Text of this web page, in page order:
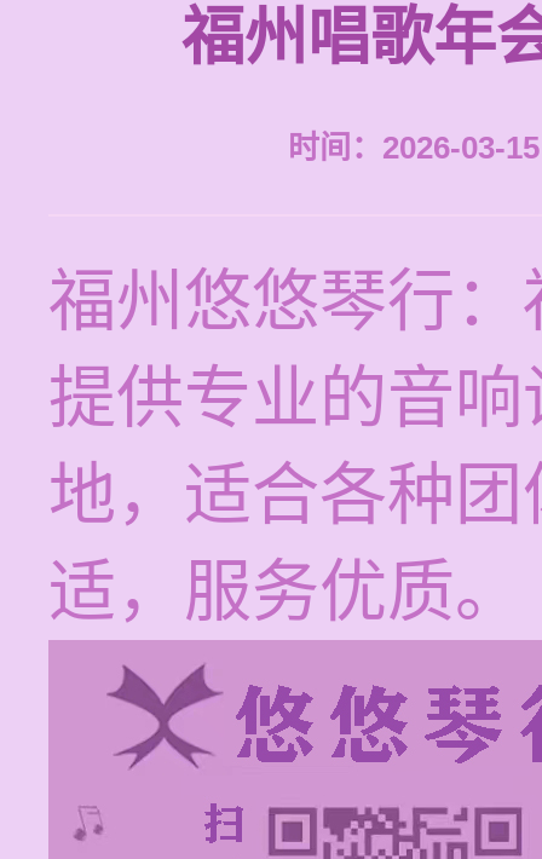
福州唱歌年
时间：2026-03-
福州悠悠琴行
提供专业的音
地，适合各种
适，服务优质。